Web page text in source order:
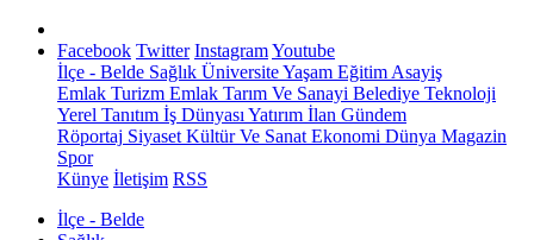
Facebook Twitter InstagramYoutube
İlçe - Belde Sağlık ÜniversiteYaşam Eğitim Asayiş
Emlak Turizm Emlak Tarım Ve Sanayi Belediye Teknoloji
Yerel Tanıtım İş Dünyası Yatırım İlan Gündem
Röportaj Siyaset Kültür Ve Sanat Ekonomi Dünya Magazin
Spor
Künye İletişim RSS
İlçe - Belde